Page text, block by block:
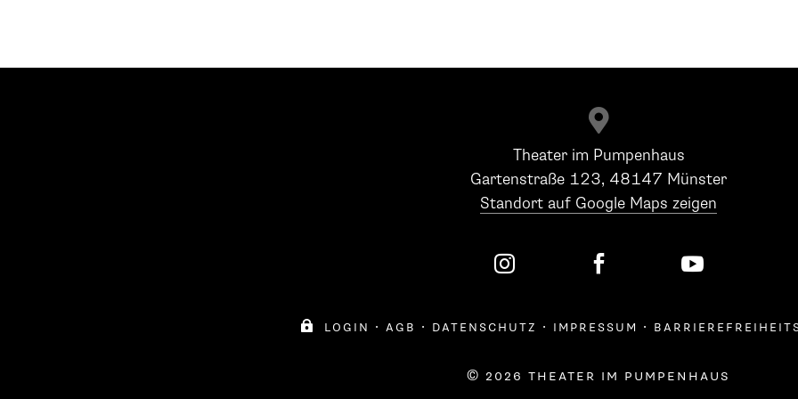

Theater im Pumpenhaus
Gartenstraße 123, 48147 Münster
Standort auf Google Maps zeigen
  
 login · agb · datenschutz · impressum ·
© 2026 theater im pumpenhaus